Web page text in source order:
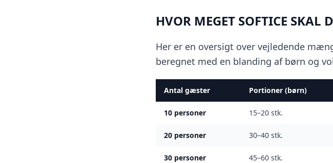
HVOR MEGET SOFTICE SKAL
Her er en oversigt over vejledende
beregnet med en blanding af børn og
Antal gæster Portioner (børn)
10 personer 15–20 stk.
20 personer 30–40 stk.
30 personer 45–60 stk.